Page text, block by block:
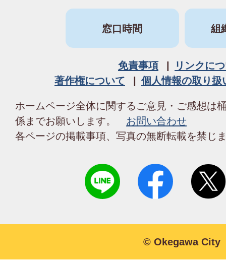
窓口時間 組
免責事項
リンクに
著作権について
個人情報の取り扱
ホームページ全体に関するご意見・ご感想は
係までお願いします。 お問い合わせ
各ページの掲載事項、写真の無断転載を禁じ
© Okegawa City